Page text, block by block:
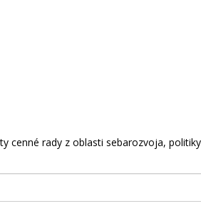
cenné rady z oblasti sebarozvoja,